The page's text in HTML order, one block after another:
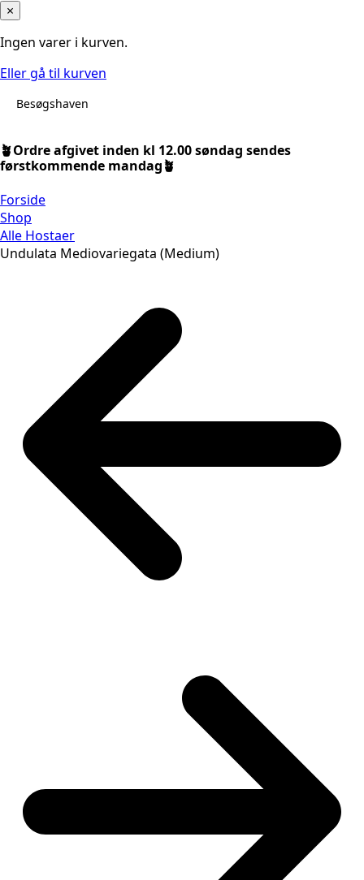
×
Ingen varer i kurven.
Eller gå til kurven
Besøgshaven
🪴Ordre afgivet inden kl 12.00 søndag sendes
førstkommende mandag🪴
Forside
Shop
Alle Hostaer
Undulata Mediovariegata (Medium)